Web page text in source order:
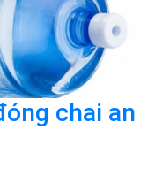
chai an